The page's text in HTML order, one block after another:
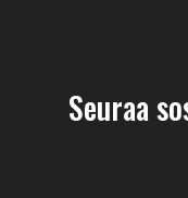
Seuraa